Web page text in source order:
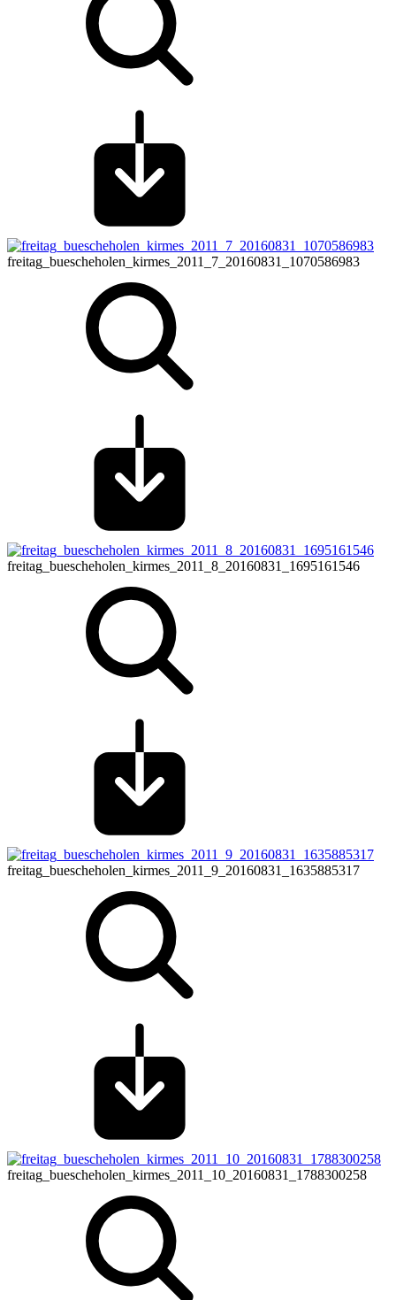
freitag_buescheholen_kirmes_2011_7_20160831_1070586983
freitag_buescheholen_kirmes_2011_8_20160831_1695161546
freitag_buescheholen_kirmes_2011_9_20160831_1635885317
freitag_buescheholen_kirmes_2011_10_20160831_1788300258